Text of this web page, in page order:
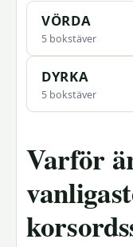
VÖRDA
5 bokstäver
DYRKA
5 bokstäver
Varför